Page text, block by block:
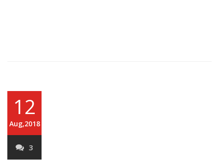
12
Aug,2018
3